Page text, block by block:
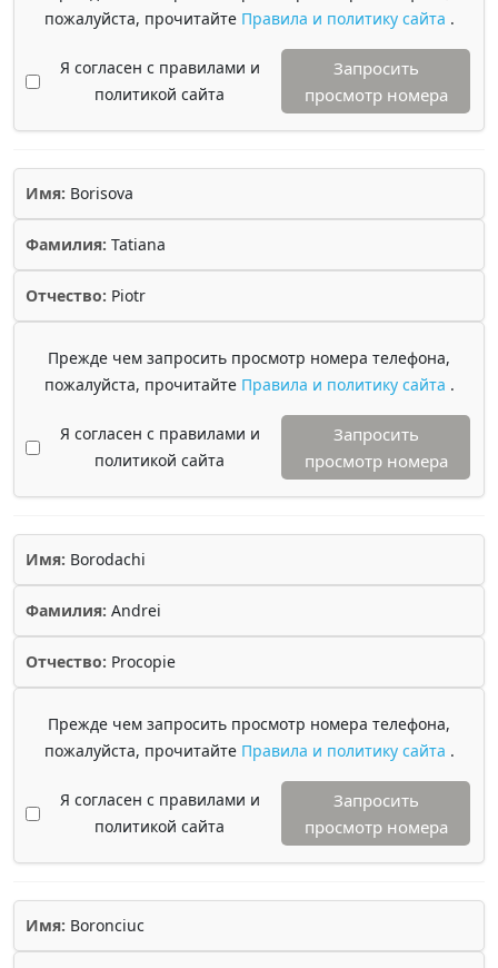
пожалуйста, прочитайте Правила и политику сайта .
Я согласен с правилами и
политикой сайта
Запросить
просмотр номера
Имя: Borisova
Фамилия: Tatiana
Отчество: Piotr
Прежде чем запросить просмотр номера телефона,
пожалуйста, прочитайте Правила и политику сайта .
Я согласен с правилами и
политикой сайта
Запросить
просмотр номера
Имя: Borodachi
Фамилия: Andrei
Отчество: Procopie
Прежде чем запросить просмотр номера телефона,
пожалуйста, прочитайте Правила и политику сайта .
Я согласен с правилами и
политикой сайта
Запросить
просмотр номера
Имя: Boronciuc